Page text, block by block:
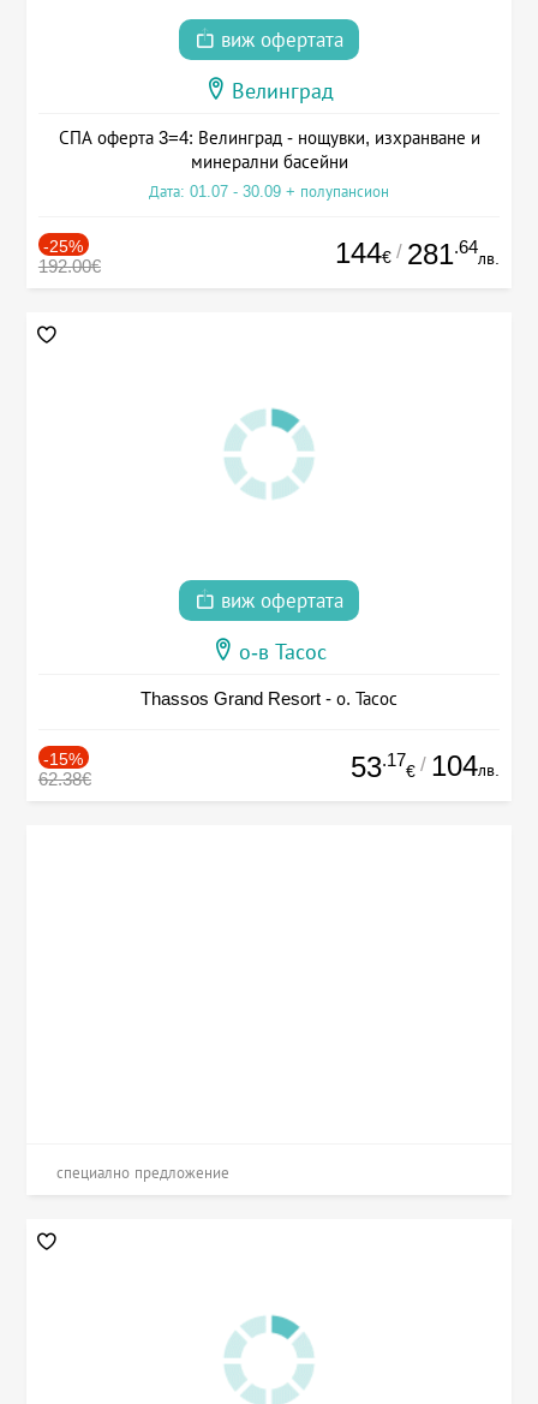
виж офертата
Велинград
СПА оферта 3=4: Велинград - нощувки, изхранване и
минерални басейни
Дата: 01.07 - 30.09 + полупансион
-25%
192.00€ 144€ / 281.64
лв.
виж офертата
о-в Тасос
Thassos Grand Resort - о. Тасос
-15%
62.38€ 53.17
€ / 104лв.
специално предложение